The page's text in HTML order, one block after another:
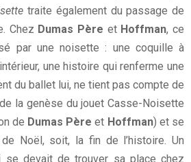
traite également du passage de
Chez Dumas Père et Hoffman, ce
par une noisette : une coquille à
une histoire qui renferme une
du ballet lui, ne tient pas compte de
la genèse du jouet Casse-Noisette
de Dumas Père et Hoffman) et se
Noël, soit, la fin de l’histoire. Un
se devait de trouver sa place chez